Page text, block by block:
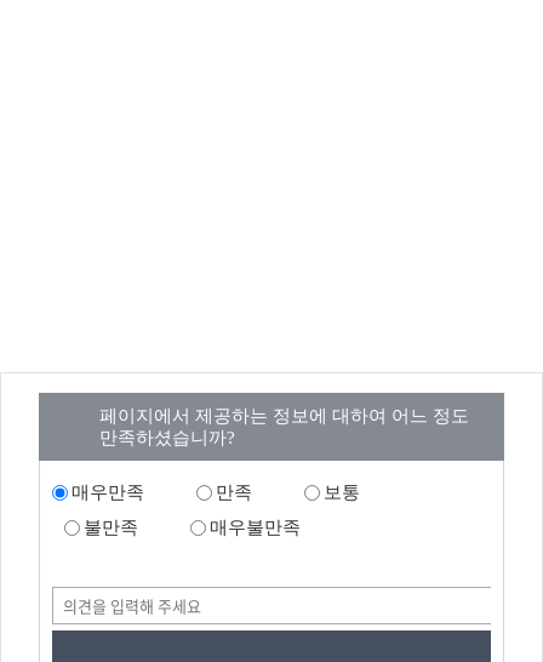
페이지에서 제공하는 정보에 대하여 어느 정도
만족하셨습니까?
매우만족 만족
보통
불만족
매우불만족